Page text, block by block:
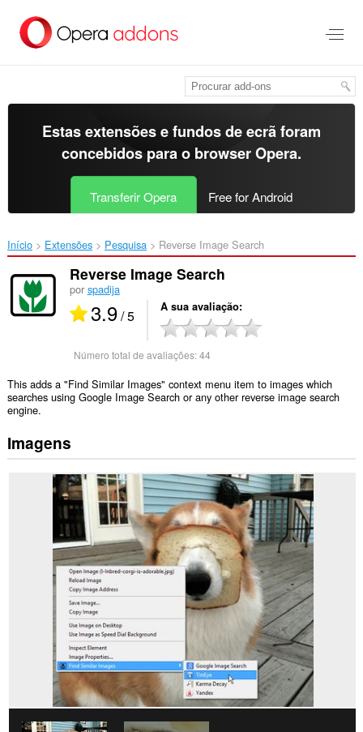
para
Estas extensões e fundos de ecrã foram
concebidos para o browser Opera.
Transferir Opera Free for Android
Início Extensões Pesquisa Reverse Image Search‎
Reverse Image Search
por spadija
3.9/ 5 A sua avaliação
Número total de avaliações:44
This adds a "Find Similar Images" context menu item to images which
searches using Google Image Search or any other reverse image search
engine.
Imagens